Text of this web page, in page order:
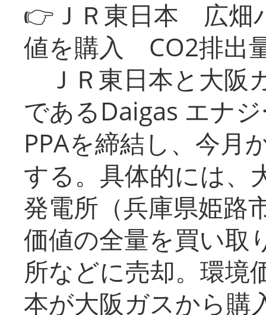
👉ＪＲ東日本 広畑
値を購入 CO2排出
ＪＲ東日本と大阪
であるDaigas エナ
PPAを締結し、今月
する。具体的には、
発電所（兵庫県姫路
価値の全量を買い取
所などに売却。環境
本が大阪ガスから購